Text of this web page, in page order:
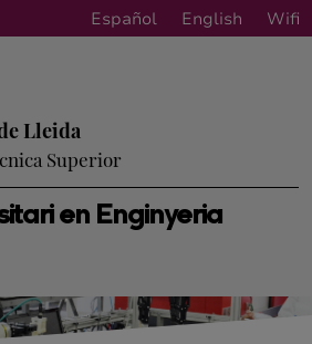
Español English Wifi
en Enginyeria
Lleida
Superior